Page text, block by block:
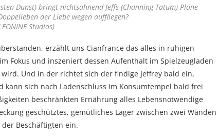
Dunst) bringt nichtsahnend Jeffs (Channing Tatum) Pläne
der Liebe wegen auffliegen?
Studios)
erzählt uns Cianfrance das alles in ruhigen
Fokus und inszeniert dessen Aufenthalt im Spielzeugladen
Und in der richtet sich der findige Jeffrey bald ein,
sich nach Ladenschluss im Konsumtempel bald frei
beschränkten Ernährung alles Lebensnotwendige
geschütztes, gemütliches Lager zwischen zwei Wänden
Beschäftigten ein.